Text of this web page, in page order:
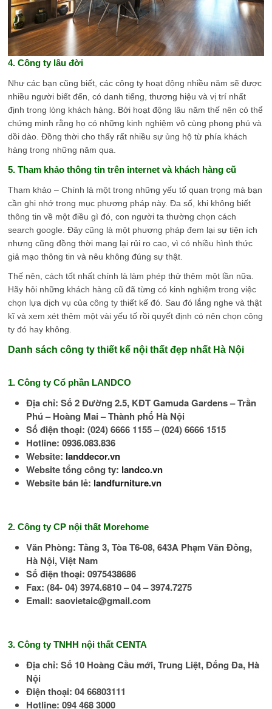
4. Công ty lâu đời
Như các bạn cũng biết, các công ty hoạt động nhiều năm sẽ được
nhiều người biết đến, có danh tiếng, thương hiệu và vị trí nhất
định trong lòng khách hàng. Bởi hoạt động lâu năm thế nên có thể
chứng minh rằng họ có những kinh nghiệm vô cùng phong phú và
dồi dào. Đồng thời cho thấy rất nhiều sự ủng hộ từ phía khách
hàng trong những năm qua.
5. Tham khảo thông tin trên internet và khách hàng cũ
Tham khảo – Chính là một trong những yếu tố quan trọng mà bạn
cần ghi nhớ trong mục phương pháp này. Đa số, khi không biết
thông tin về một điều gì đó, con người ta thường chọn cách
search google. Đây cũng là một phương pháp đem lại sự tiện ích
nhưng cũng đồng thời mang lại rủi ro cao, vì có nhiều hình thức
giả mạo thông tin và nêu không đúng sự thật.
Thế nên, cách tốt nhất chính là làm phép thử thêm một lần nữa.
Hãy hỏi những khách hàng cũ đã từng có kinh nghiệm trong việc
chọn lựa dịch vụ của công ty thiết kế đó. Sau đó lắng nghe và thật
kĩ và xem xét thêm một vài yếu tố rồi quyết định có nên chọn công
ty đó hay không.
Danh sách công ty thiết kế nội thất đẹp nhất Hà Nội
1. Công ty Cổ phần LANDCO
Địa chỉ: Số 2 Đường 2.5, KĐT Gamuda Gardens – Trần
Phú – Hoàng Mai – Thành phố Hà Nội
Số điện thoại: (024) 6666 1155 – (024) 6666 1515
Hotline: 0936.083.836
Website: landdecor.vn
Website tổng công ty: landco.vn
Website bán lẻ: landfurniture.vn
2. Công ty CP nội thất Morehome
Văn Phòng: Tầng 3, Tòa T6-08, 643A Phạm Văn Đồng,
Hà Nội, Việt Nam
Số điện thoại: 0975438686
Fax: (84- 04) 3974.6810 – 04 – 3974.7275
Email: saovietaic@gmail.com
3. Công ty TNHH nội thất CENTA
Địa chỉ: Số 10 Hoàng Cầu mới, Trung Liệt, Đống Đa, Hà
Nội
Điện thoại: 04 66803111
Hotline: 094 468 3000